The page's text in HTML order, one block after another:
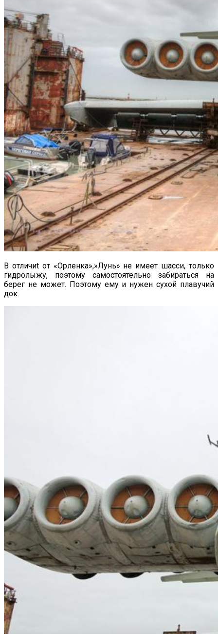
В отличиt от «Орленка»,»Лунь» не имеет шасси, только
гидролыжу, поэтому самостоятельно забираться на
берег не может. Поэтому ему и нужен сухой плавучий
док.